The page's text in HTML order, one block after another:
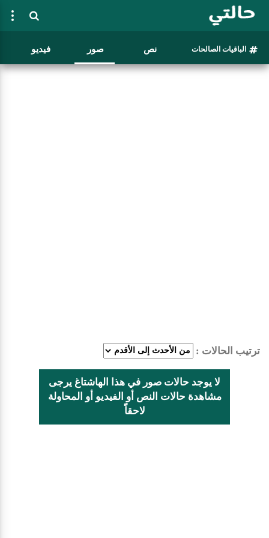
الباقيات الصالحات نص صور فيديو
ترتيب الحالات :
لا يوجد حالات صور في هذا الهاشتاغ يرجى
مشاهدة حالات النص أو الفيديو أو المحاولة
لاحقاًً